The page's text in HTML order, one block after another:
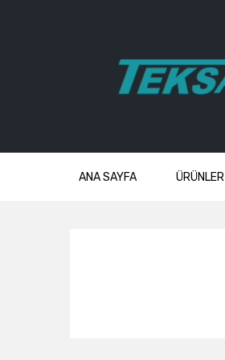
ANA SAYFA ÜRÜNLER